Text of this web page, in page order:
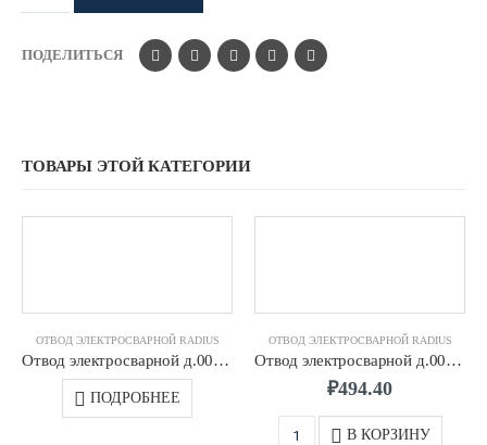
ПОДЕЛИТЬСЯ
ТОВАРЫ ЭТОЙ КАТЕГОРИИ
ОТВОД ЭЛЕКТРОСВАРНОЙ RADIUS
Отвод электросварной д.0090 45/90* SDR11 ПЭ100 RADIUS
ПОДРОБНЕЕ
ОТВОД ЭЛЕКТРОСВАРНОЙ RADIUS
Отвод электросварной д.0025 90* SDR11 ПЭ100 RADIUS
₽494.40
В КОРЗИНУ